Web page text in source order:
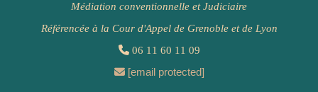
Médiation conventionnelle et Judiciaire
Référencée à la Cour d'Appel de Grenoble et de Lyon
06 11 60 11 09
 [email protected]